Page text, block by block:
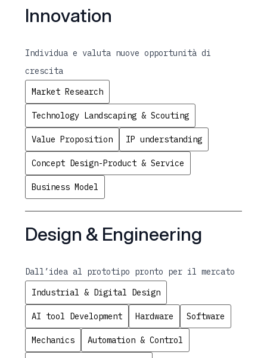
Innovation
Individua e valuta nuove opportunità di
crescita
Market Research
Technology Landscaping & Scouting
Value Proposition IP understanding
Concept Design-Product & Service
Business Model
Design & Engineering
Dall’idea al prototipo pronto per il mercato
Industrial & Digital Design
AI tool Development Hardware Software
Mechanics Automation & Control